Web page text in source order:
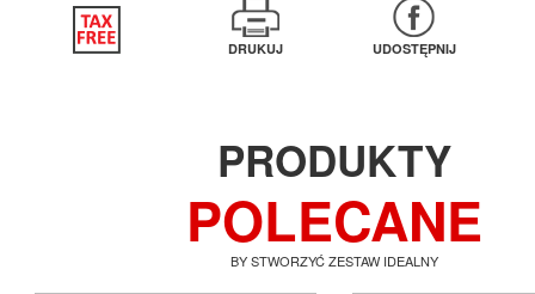
DRUKUJ UDOSTĘPNIJ
PRODUKTY
POLECANE
BY STWORZYĆ ZESTAW IDEALNY